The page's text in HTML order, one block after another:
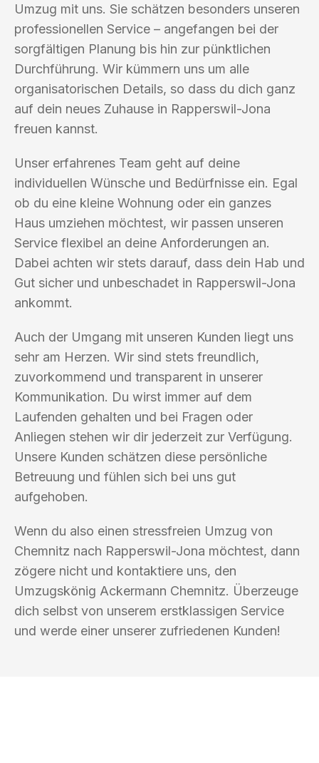
Umzug mit uns. Sie schätzen besonders unseren
professionellen Service – angefangen bei der
sorgfältigen Planung bis hin zur pünktlichen
Durchführung. Wir kümmern uns um alle
organisatorischen Details, so dass du dich ganz
auf dein neues Zuhause in Rapperswil-Jona
freuen kannst.
Unser erfahrenes Team geht auf deine
individuellen Wünsche und Bedürfnisse ein. Egal
ob du eine kleine Wohnung oder ein ganzes
Haus umziehen möchtest, wir passen unseren
Service flexibel an deine Anforderungen an.
Dabei achten wir stets darauf, dass dein Hab und
Gut sicher und unbeschadet in Rapperswil-Jona
ankommt.
Auch der Umgang mit unseren Kunden liegt uns
sehr am Herzen. Wir sind stets freundlich,
zuvorkommend und transparent in unserer
Kommunikation. Du wirst immer auf dem
Laufenden gehalten und bei Fragen oder
Anliegen stehen wir dir jederzeit zur Verfügung.
Unsere Kunden schätzen diese persönliche
Betreuung und fühlen sich bei uns gut
aufgehoben.
Wenn du also einen stressfreien Umzug von
Chemnitz nach Rapperswil-Jona möchtest, dann
zögere nicht und kontaktiere uns, den
Umzugskönig Ackermann Chemnitz. Überzeuge
dich selbst von unserem erstklassigen Service
und werde einer unserer zufriedenen Kunden!